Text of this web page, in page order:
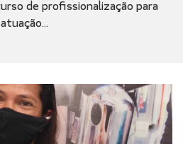
de profissionalização para
atuação...